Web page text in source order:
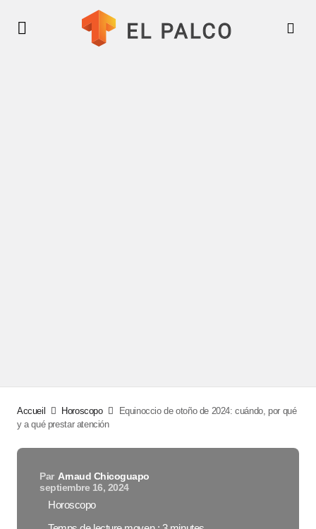
Accueil Horoscopo
Equinoccio de otoño de 2024: cuándo, por qué
y a qué prestar atención
Par Arnaud Chicoguapo
septiembre 16, 2024
Horoscopo